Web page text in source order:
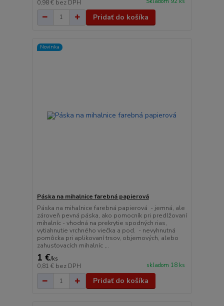
0,98 € bez DPH
Pridať do košíka
Novinka
Páska na mihalnice farebná papierová
Páska na mihalnice farebná papierová - jemná, ale
zároveň pevná páska, ako pomocník pri predlžovaní
mihalníc - vhodná na prekrytie spodných rias,
vytiahnutie vrchného viečka a pod. - nevyhnutná
pomôcka pri aplikovaní trsov, objemových, alebo
zahusťovacích mihalníc ,..
1 €/ks
0,81 € bez DPH skladom 18 ks
Pridať do košíka